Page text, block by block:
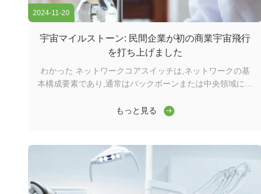
2024-11-20
宇宙マイルストーン: 民間企業が初の商業宇宙飛行
を打ち上げました
わかった ネットワークコアスイッチは,ネットワークの基
本構成要素であり,通常はバックボーンまたは中央領域に位
な運用を確保する上で重要な役割を果たしますワイダーコ
じてサーバー,インターネットサービスプロバイダー (ISP)
との接続を容易にする.そして他のスイッチの合計効率的に
転送されるトラフィックを処理するには,コアレイヤスイッ
チは大きなパワーと容量を持つ必要があります. そのため,
もっと見る